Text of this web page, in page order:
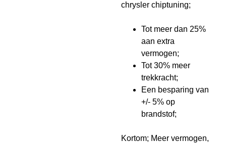
chrysler chiptuning;
Tot meer dan 25%
aan extra
vermogen;
Tot 30% meer
trekkracht;
Een besparing van
+/- 5% op
brandstof;
Kortom; Meer vermogen,